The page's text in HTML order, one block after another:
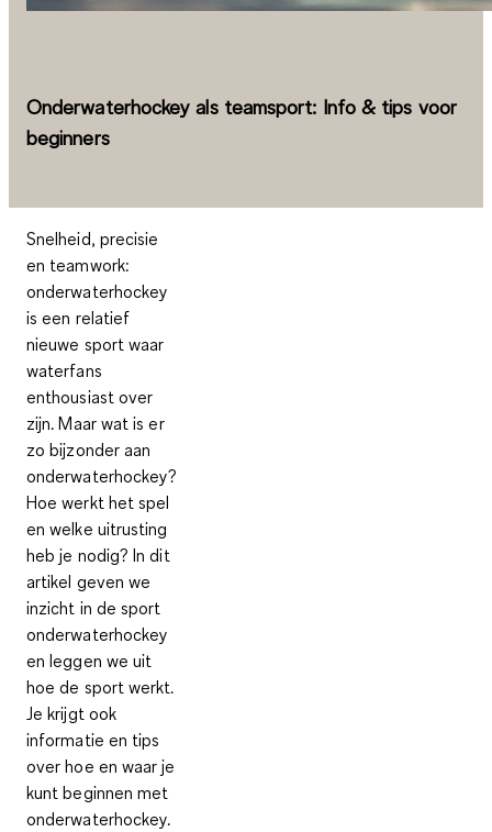
Onderwaterhockey als teamsport: Info & tips voor
beginners
Snelheid, precisie
en teamwork:
onderwaterhockey
is een relatief
nieuwe sport waar
waterfans
enthousiast over
zijn. Maar wat is er
zo bijzonder aan
onderwaterhockey?
Hoe werkt het spel
en welke uitrusting
heb je nodig? In dit
artikel geven we
inzicht in de sport
onderwaterhockey
en leggen we uit
hoe de sport werkt.
Je krijgt ook
informatie en tips
over hoe en waar je
kunt beginnen met
onderwaterhockey.